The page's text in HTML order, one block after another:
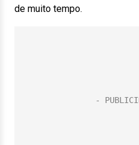
de muito tempo.